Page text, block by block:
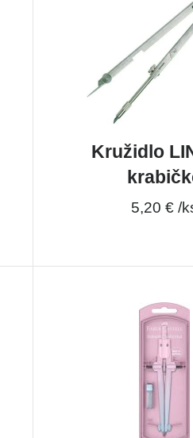
Kružidlo
5,20 € /